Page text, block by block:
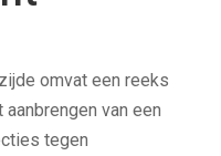
omvat een reeks
van een
tegen